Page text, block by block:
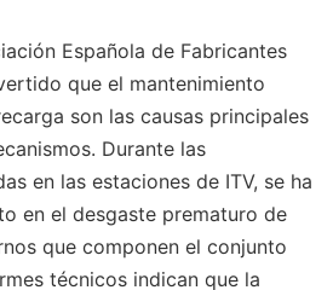
Española de Fabricantes
que el mantenimiento
son las causas principales
Durante las
en las estaciones de ITV, se ha
en el desgaste prematuro de
que componen el conjunto
técnicos indican que la